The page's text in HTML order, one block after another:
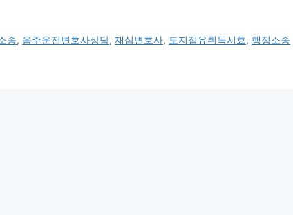
송, 음주운전변호사상담,재심변호사, 토지점유취득시효, 행정소송